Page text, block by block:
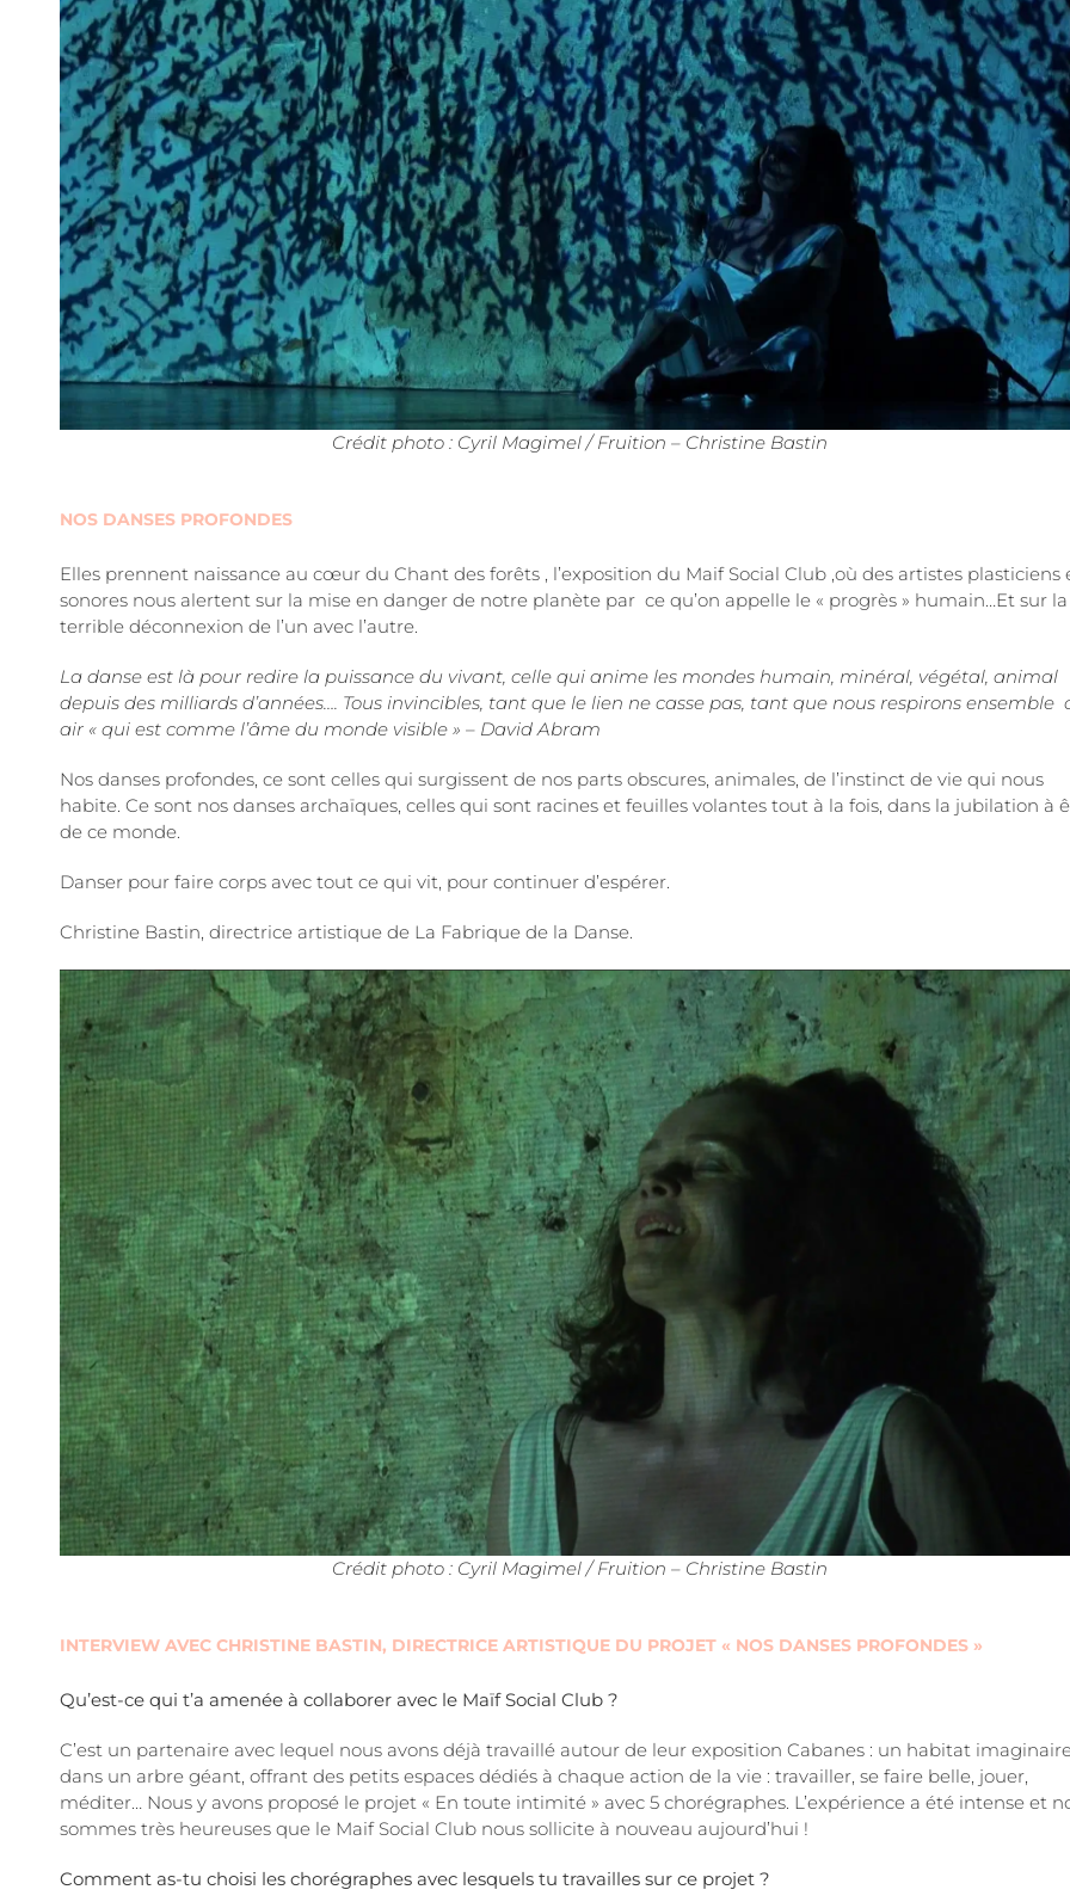
Crédit photo : Cyril Magimel / Fruition – Christine Bastin
NOS DANSES PROFONDES
Elles prennent naissance au cœur du Chant des forêts , l’exposition du Maif Social Club ,où des artistes plasticiens
sonores nous alertent sur la mise en danger de notre planète par ce qu’on appelle le « progrès » humain…Et sur la
terrible déconnexion de l’un avec l’autre.
La danse est là pour redire la puissance du vivant, celle qui anime les mondes humain, minéral, végétal, animal
depuis des milliards d’années…. Tous invincibles, tant que le lien ne casse pas, tant que nous respirons ensemble
air « qui est comme l’âme du monde visible » – David Abram
Nos danses profondes, ce sont celles qui surgissent de nos parts obscures, animales, de l’instinct de vie qui nous
habite. Ce sont nos danses archaïques, celles qui sont racines et feuilles volantes tout à la fois, dans la jubilation à
de ce monde.
Danser pour faire corps avec tout ce qui vit, pour continuer d’espérer.
Christine Bastin, directrice artistique de La Fabrique de la Danse.
Crédit photo : Cyril Magimel / Fruition – Christine Bastin
INTERVIEW AVEC CHRISTINE BASTIN, DIRECTRICE ARTISTIQUE DU PROJET « NOS DANSES PROFONDES »
Qu’est-ce qui t’a amenée à collaborer avec le Maïf Social Club ?
C’est un partenaire avec lequel nous avons déjà travaillé autour de leur exposition Cabanes : un habitat
dans un arbre géant, offrant des petits espaces dédiés à chaque action de la vie : travailler, se faire belle, jouer,
méditer… Nous y avons proposé le projet « En toute intimité » avec 5 chorégraphes. L’expérience a été intense et
sommes très heureuses que le Maif Social Club nous sollicite à nouveau aujourd’hui !
Comment as-tu choisi les chorégraphes avec lesquels tu travailles sur ce projet ?